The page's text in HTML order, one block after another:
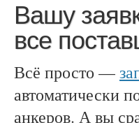
Вашу
все
Всё просто —
автоматически
анкеров. А вы